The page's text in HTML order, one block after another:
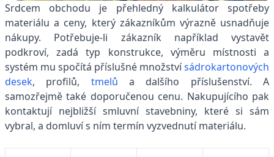
Srdcem obchodu je přehledný kalkulátor spotřeby
materiálu a ceny, který zákazníkům výrazně usnadňuje
nákupy. Potřebuje-li zákazník například vystavět
podkroví, zadá typ konstrukce, výměru místnosti a
systém mu spočítá příslušné množstvísádrokartonových
desek, profilů, tmelů a dalšího příslušenství. A
samozřejmě také doporučenou cenu. Nakupujícího pak
kontaktují nejbližší smluvní stavebniny, které si sám
vybral, a domluví s ním termín vyzvednutí materiálu.